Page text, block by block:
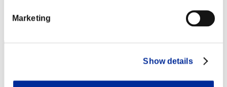
Marketing
Show details
Posizione